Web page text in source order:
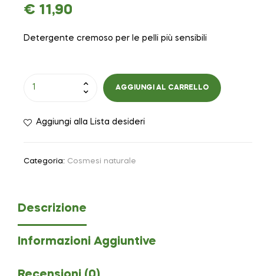
€ 11,90
Detergente cremoso per le pelli più sensibili
AGGIUNGI AL CARRELLO
Aggiungi alla Lista desideri
Categoria: Cosmesi naturale
Descrizione
Informazioni Aggiuntive